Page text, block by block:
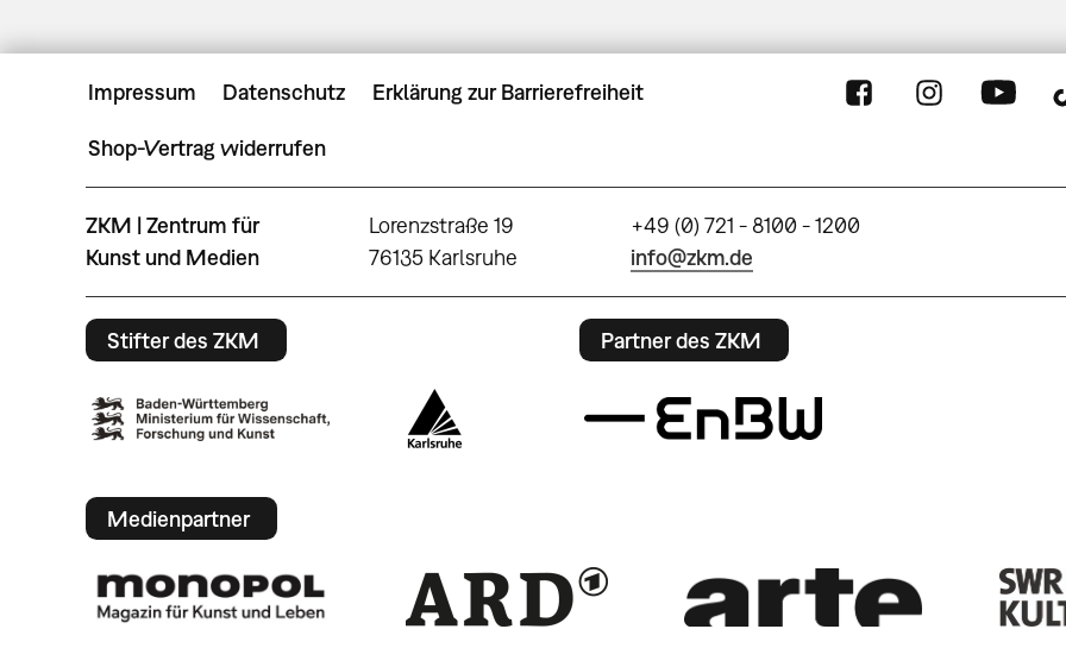
Impressum Datenschutz Erklärung zur Barrierefreiheit
Shop-Vertrag widerrufen
ZKM | Zentrum für
Kunst und Medien
Lorenzstraße 19
76135 Karlsruhe
+49 (0) 721 - 8100 - 1200
info@zkm.de
Stifter des ZKM Partner des ZKM
Medienpartner